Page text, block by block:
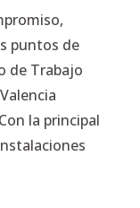
puntos de
de Trabajo
la principal